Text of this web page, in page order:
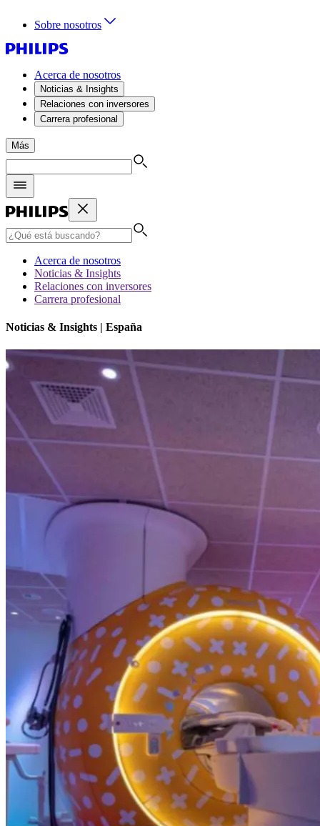
Sobre nosotros
Acerca de nosotros
Noticias & Insights
Relaciones con inversores
Carrera profesional
Más
Acerca de nosotros
Noticias & Insights
Relaciones con inversores
Carrera profesional
Noticias & Insights | España